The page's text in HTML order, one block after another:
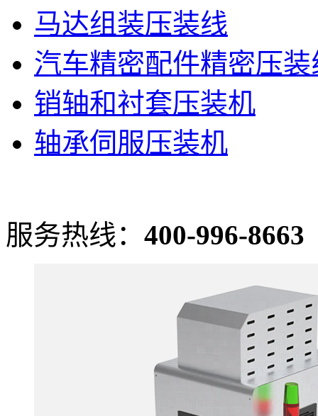
马达组装压装线
汽车精密配件精密压装
销轴和衬套压装机
轴承伺服压装机
服务热线： 400-996-8663